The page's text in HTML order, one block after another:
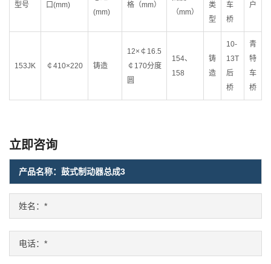
型号
口(mm)
(mm)
格（mm）
（mm）
类
型
车
桥
户
153JK ￠410×220 铸造
12×￠16.5
￠170分度
圆
154、
158
铸
造
10-
13T
后
桥
青
特
车
桥
立即咨询